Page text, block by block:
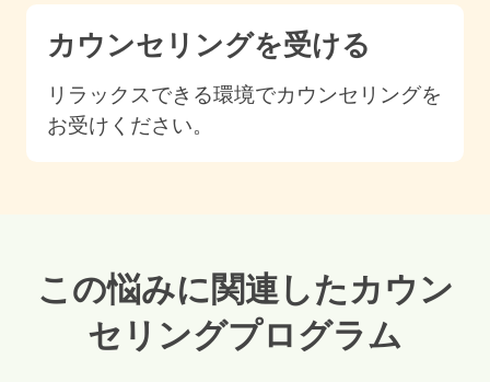
カウンセリングを受ける
リラックスできる環境でカウンセリングを
お受けください。
この悩みに関連したカウン
セリングプログラム